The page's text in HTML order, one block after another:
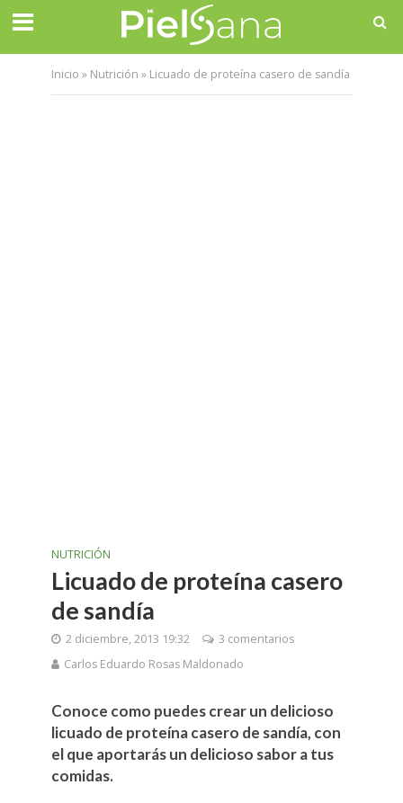
Inicio » Nutrición » Licuado de proteína casero de sandía
NUTRICIÓN
Licuado de proteína casero
de sandía
2 diciembre, 2013 19:32
3 comentarios
Carlos Eduardo Rosas Maldonado
Conoce como puedes crear un delicioso
licuado de proteína casero de sandía, con
el que aportarás un delicioso sabor a tus
comidas.